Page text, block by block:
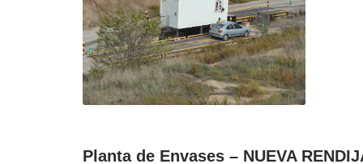
Planta de Envases – NUEVA